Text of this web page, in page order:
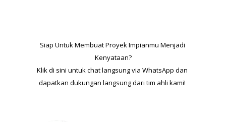
Siap Untuk Membuat Proyek Impianmu Menjadi
Kenyataan?
Klik di sini untuk chat langsung via WhatsApp dan
dapatkan dukungan langsung dari tim ahli kami!